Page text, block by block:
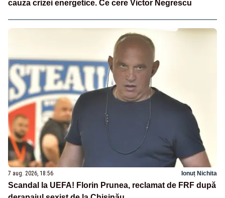
cauza crizei energetice. Ce cere Victor Negrescu
7 aug. 2026, 18:56 Ionuț Nichita
Scandal la UEFA! Florin Prunea, reclamat de FRF după